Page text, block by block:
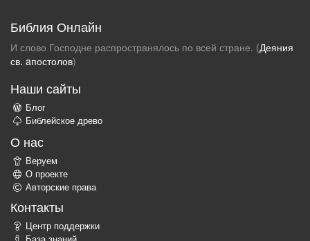
Библия Онлайн
И слово Господне распространялось по всей стране. (Деяния
св. aпостолов)
Наши сайты
Блог
Библейское древо
О нас
Веруем
О проекте
Авторские права
Контакты
Центр поддержки